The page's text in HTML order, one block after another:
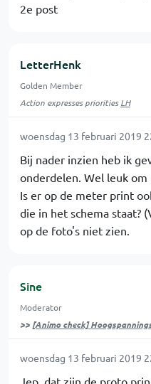
2e post
LetterHenk
Golden Member
Action expresses prioritiesLH
woensdag 13 februari 2019
Bij nader inzien heb ik
onderdelen. Wel leuk
Is er op de meter print
die in het schema staat?
op de foto's niet zien.
Sine
Moderator
>> [Animo check]
woensdag 13 februari 2019